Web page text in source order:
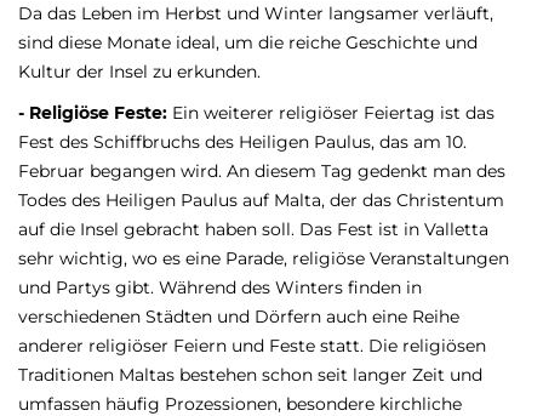
Da das Leben im Herbst und Winter langsamer verläuft,
sind diese Monate ideal, um die reiche Geschichte und
Kultur der Insel zu erkunden.
- Religiöse Feste: Ein weiterer religiöser Feiertag ist das
Fest des Schiffbruchs des Heiligen Paulus, das am 10.
Februar begangen wird. An diesem Tag gedenkt man des
Todes des Heiligen Paulus auf Malta, der das Christentum
auf die Insel gebracht haben soll. Das Fest ist in Valletta
sehr wichtig, wo es eine Parade, religiöse Veranstaltungen
und Partys gibt. Während des Winters finden in
verschiedenen Städten und Dörfern auch eine Reihe
anderer religiöser Feiern und Feste statt. Die religiösen
Traditionen Maltas bestehen schon seit langer Zeit und
umfassen häufig Prozessionen, besondere kirchliche